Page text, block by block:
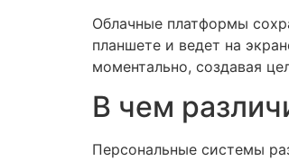
Облачные платформы
планшете и ведет на
моментально, создавая
В чем
Персональные системы